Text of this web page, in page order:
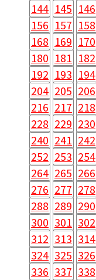
144 145 146
156 157 158
168 169 170
180 181 182
192 193 194
204 205 206
216 217 218
228 229 230
240 241 242
252 253 254
264 265 266
276 277 278
288 289 290
300 301 302
312 313 314
324 325 326
336 337 338